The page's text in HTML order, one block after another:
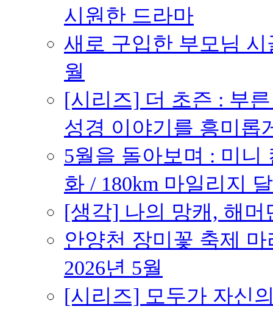
시원한 드라마
새로 구입한 부모님 시
월
[시리즈] 더 초즌 : 부른
성경 이야기를 흥미롭
5월을 돌아보며 : 미니
화 / 180km 마일리지
[생각] 나의 망캐, 해머
안양천 장미꽃 축제
2026년 5월
[시리즈] 모두가 자신